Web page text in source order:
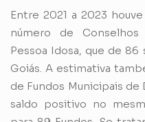
Entre 2021 a 2023
número de
Pessoa Idosa, que de 86
Goiás. A estimativa
de Fundos Municipais de
saldo positivo no